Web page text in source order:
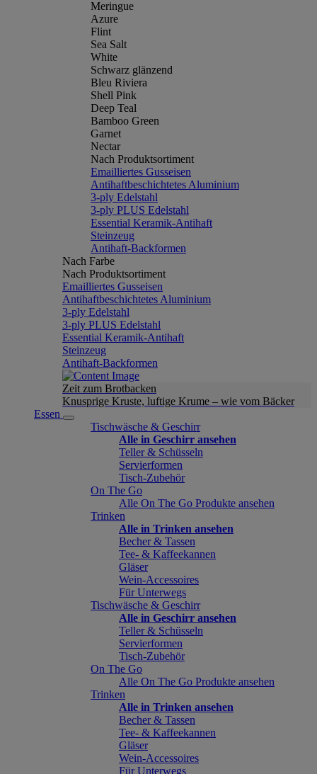
Meringue
Azure
Flint
Sea Salt
White
Schwarz glänzend
Bleu Riviera
Shell Pink
Deep Teal
Bamboo Green
Garnet
Nectar
Nach Produktsortiment
Emailliertes Gusseisen
Antihaftbeschichtetes Aluminium
3-ply Edelstahl
3-ply PLUS Edelstahl
Essential Keramik-Antihaft
Steinzeug
Antihaft-Backformen
Nach Farbe
Nach Produktsortiment
Emailliertes Gusseisen
Antihaftbeschichtetes Aluminium
3-ply Edelstahl
3-ply PLUS Edelstahl
Essential Keramik-Antihaft
Steinzeug
Antihaft-Backformen
Zeit zum Brotbacken
Knusprige Kruste, luftige Krume – wie vom Bäcker
Essen
Tischwäsche & Geschirr
Alle in Geschirr ansehen
Teller & Schüsseln
Servierformen
Tisch-Zubehör
On The Go
Alle On The Go Produkte ansehen
Trinken
Alle in Trinken ansehen
Becher & Tassen
Tee- & Kaffeekannen
Gläser
Wein-Accessoires
Für Unterwegs
Tischwäsche & Geschirr
Alle in Geschirr ansehen
Teller & Schüsseln
Servierformen
Tisch-Zubehör
On The Go
Alle On The Go Produkte ansehen
Trinken
Alle in Trinken ansehen
Becher & Tassen
Tee- & Kaffeekannen
Gläser
Wein-Accessoires
Für Unterwegs